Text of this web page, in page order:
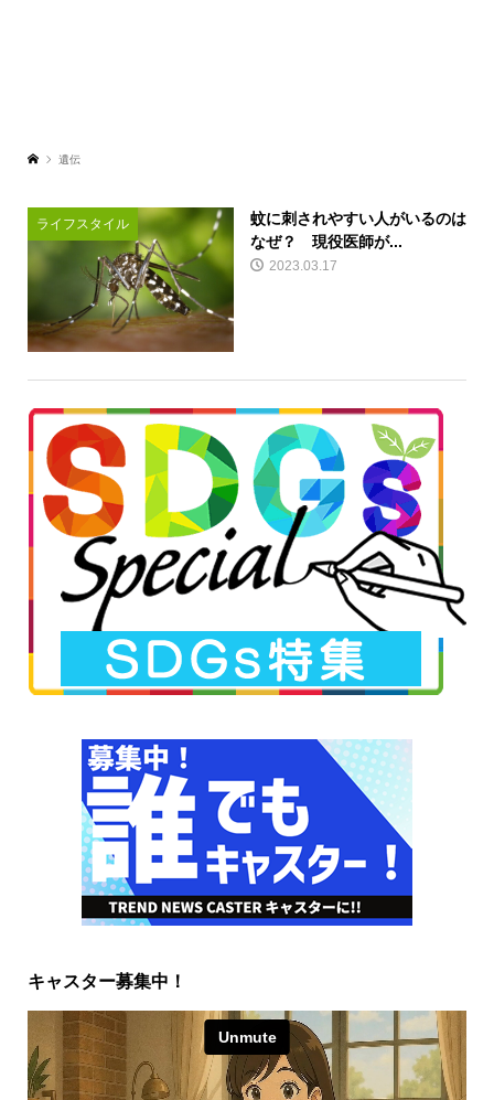
遺伝
ライフスタイル
蚊に刺されやすい人がいるのは
なぜ？ 現役医師が...
2023.03.17
キャスター募集中！